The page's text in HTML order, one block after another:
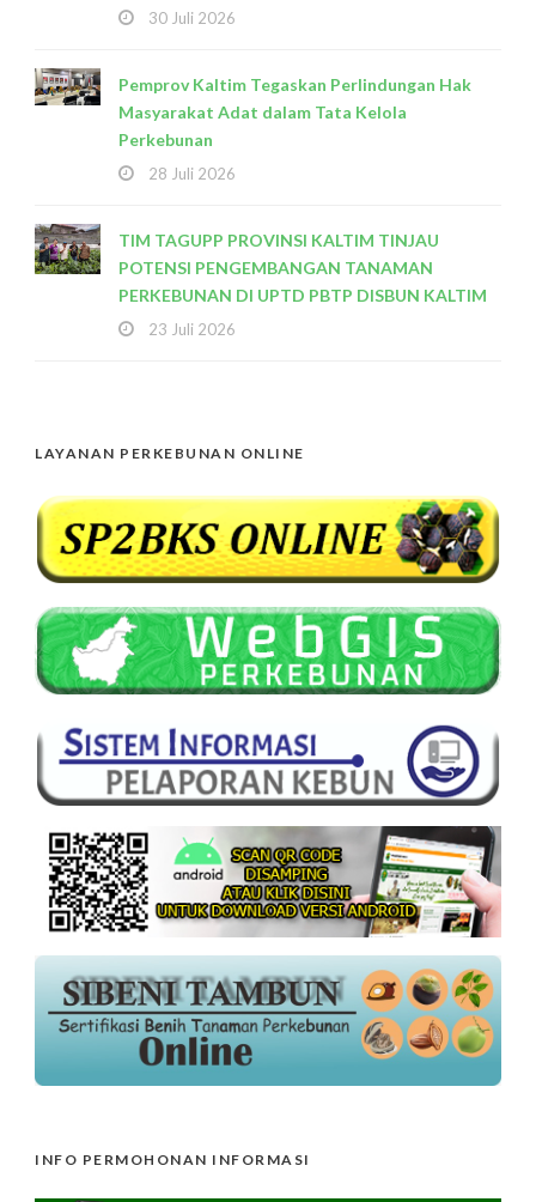
30 Juli 2026
Pemprov Kaltim Tegaskan Perlindungan Hak
Masyarakat Adat dalam Tata Kelola
Perkebunan
28 Juli 2026
TIM TAGUPP PROVINSI KALTIM TINJAU
POTENSI PENGEMBANGAN TANAMAN
PERKEBUNAN DI UPTD PBTP DISBUN KALTIM
23 Juli 2026
LAYANAN PERKEBUNAN ONLINE
INFO PERMOHONAN INFORMASI